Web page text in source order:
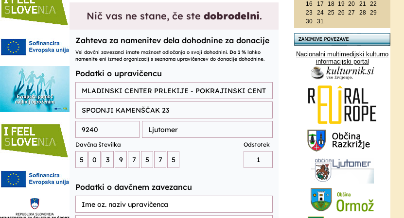
16
17 18 19 20 21
22
23
24 25 26 27 28 29
30
31
Nacionalni multimedijski kulturno
informacijski portal